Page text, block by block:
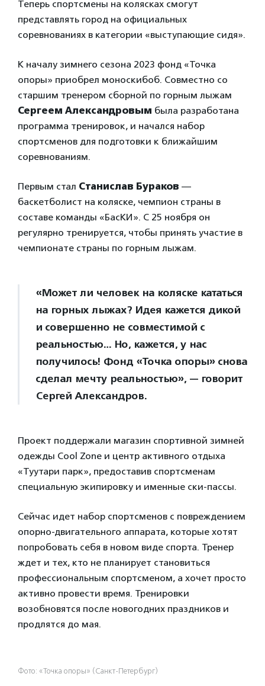
Теперь спортсмены на колясках смогут
представлять город на официальных
соревнованиях в категории «выступающие сидя».
К началу зимнего сезона 2023 фонд «Точка
опоры» приобрел моноскибоб. Совместно со
старшим тренером сборной по горным лыжам
Сергеем Александровым была разработана
программа тренировок, и начался набор
спортсменов для подготовки к ближайшим
соревнованиям.
Первым стал Станислав Бураков —
баскетболист на коляске, чемпион страны в
составе команды «БасКИ». С 25 ноября он
регулярно тренируется, чтобы принять участие в
чемпионате страны по горным лыжам.
«Может ли человек на коляске кататься
на горных лыжах? Идея кажется дикой
и совершенно не совместимой с
реальностью… Но, кажется, у нас
получилось! Фонд «Точка опоры» снова
сделал мечту реальностью», — говорит
Сергей Александров.
Проект поддержали магазин спортивной зимней
одежды Cool Zone и центр активного отдыха
«Туутари парк», предоставив спортсменам
специальную экипировку и именные ски-пассы.
Сейчас идет набор спортсменов с повреждением
опорно-двигательного аппарата, которые хотят
попробовать себя в новом виде спорта. Тренер
ждет и тех, кто не планирует становиться
профессиональным спортсменом, а хочет просто
активно провести время. Тренировки
возобновятся после новогодних праздников и
продлятся до мая.
Фото: «Точка опоры» (Санкт-Петербург)